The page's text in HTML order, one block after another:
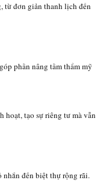
từ đơn giản thanh lịch đến
phần nâng tầm thẩm mỹ
tạo sự riêng tư mà vẫn
đến biệt thự rộng rãi.